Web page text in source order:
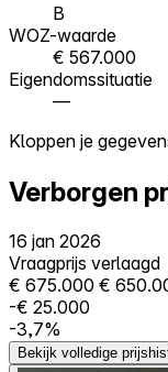
B
WOZ-waarde
€ 567.000
Eigendomssituatie
—
Kloppen je
Verborgen
16 jan 2026
Vraagprijs verlaagd
€ 675.000 €
-€ 25.000
-3,7%
Bekijk volledige